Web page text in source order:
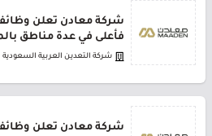
شركة معادن تعلن
فأعلى في عدة مناطق
شركة التعدين العربية السعودية
شركة معادن تعلن